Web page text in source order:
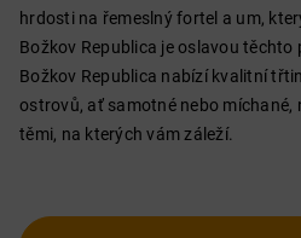
hrdosti na řemeslný fortel a um,
Božkov Republica je oslavou
Božkov Republica nabízí kvalitní
ostrovů, ať samotné nebo míchané,
těmi, na kterých vám záleží.